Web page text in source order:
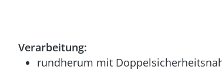
Verarbeitung:
rundherum mit